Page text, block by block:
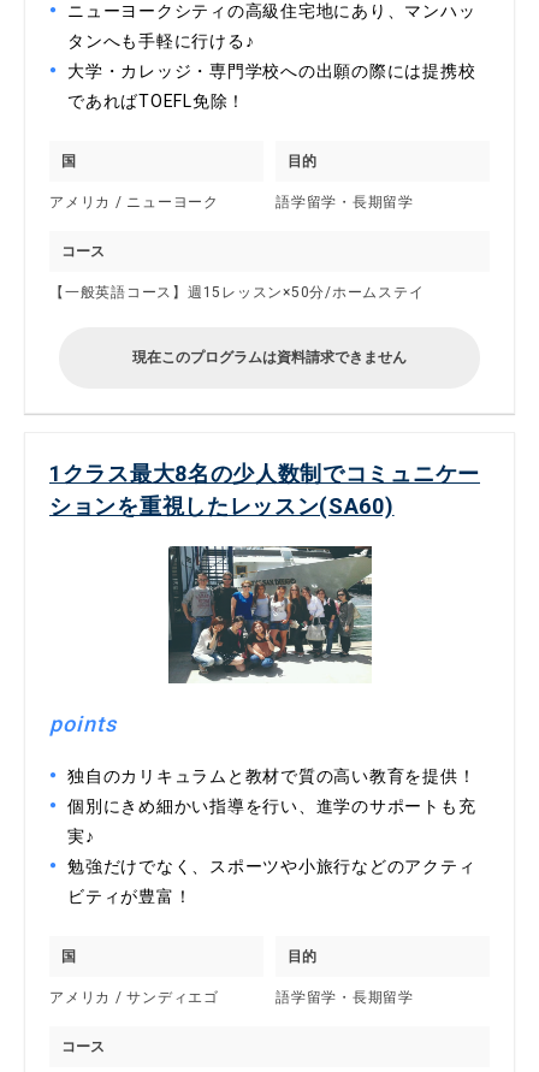
ニューヨークシティの高級住宅地にあり、マンハッ
タンへも手軽に行ける♪
大学・カレッジ・専門学校への出願の際には提携校
であればTOEFL免除！
国
アメリカ / ニューヨーク
目的
語学留学・長期留学
コース
【一般英語コース】週15レッスン×50分/ホームステイ
現在このプログラムは資料請求できません
1クラス最大8名の少人数制でコミュニケー
ションを重視したレッスン(SA60)
points
独自のカリキュラムと教材で質の高い教育を提供！
個別にきめ細かい指導を行い、進学のサポートも充
実♪
勉強だけでなく、スポーツや小旅行などのアクティ
ビティが豊富！
国
アメリカ / サンディエゴ
目的
語学留学・長期留学
コース